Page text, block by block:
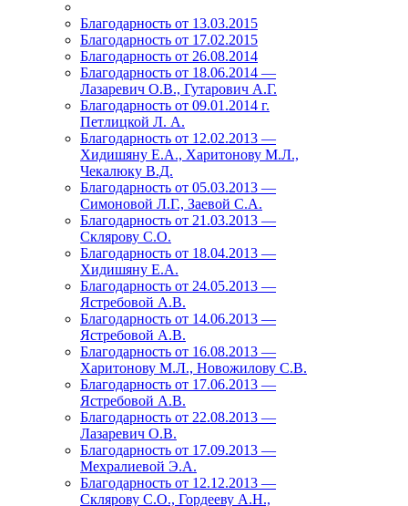
Благодарность от 13.03.2015
Благодарность от 17.02.2015
Благодарность от 26.08.2014
Благодарность от 18.06.2014 —
Лазаревич О.В., Гутарович А.Г.
Благодарность от 09.01.2014 г.
Петлицкой Л. А.
Благодарность от 12.02.2013 —
Хидишяну Е.А., Харитонову М.Л.,
Чекалюку В.Д.
Благодарность от 05.03.2013 —
Симоновой Л.Г., Заевой С.А.
Благодарность от 21.03.2013 —
Склярову С.О.
Благодарность от 18.04.2013 —
Хидишяну Е.А.
Благодарность от 24.05.2013 —
Ястребовой А.В.
Благодарность от 14.06.2013 —
Ястребовой А.В.
Благодарность от 16.08.2013 —
Харитонову М.Л., Новожилову С.В.
Благодарность от 17.06.2013 —
Ястребовой А.В.
Благодарность от 22.08.2013 —
Лазаревич О.В.
Благодарность от 17.09.2013 —
Мехралиевой Э.А.
Благодарность от 12.12.2013 —
Склярову С.О., Гордееву А.Н.,